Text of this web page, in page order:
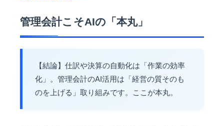
管理会計こそAIの「本丸」
【結論】仕訳や決算の自動化は「作業の効率
化」。管理会計のAI活用は「経営の質そのも
のを上げる」取り組みです。ここが本丸。